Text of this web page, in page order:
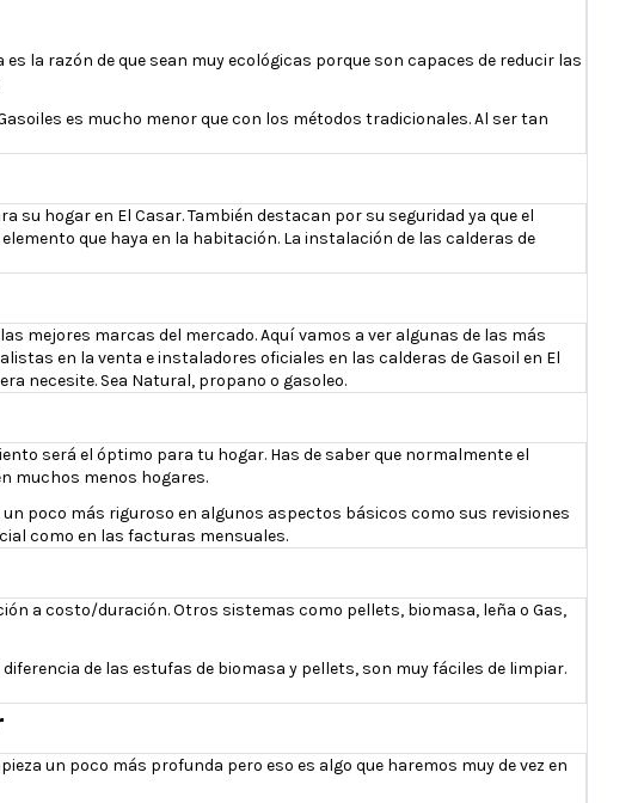
la razón de que sean muy ecológicas porque son capaces de reducir las
es mucho menor que con los métodos tradicionales. Al ser tan
hogar en El Casar. También destacan por su seguridad ya que el
que haya en la habitación. La instalación de las calderas de
mejores marcas del mercado. Aquí vamos a ver algunas de las más
en la venta e instaladores oficiales en las calderas de Gasoil en El
necesite. Sea Natural, propano o gasoleo.
será el óptimo para tu hogar. Has de saber que normalmente el
muchos menos hogares.
poco más riguroso en algunos aspectos básicos como sus revisiones
como en las facturas mensuales.
a costo/duración. Otros sistemas como pellets, biomasa, leña o Gas,
de las estufas de biomasa y pellets, son muy fáciles de limpiar.
un poco más profunda pero eso es algo que haremos muy de vez en